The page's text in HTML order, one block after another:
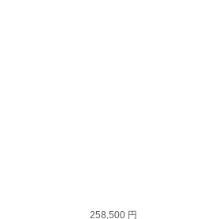
258,500 円